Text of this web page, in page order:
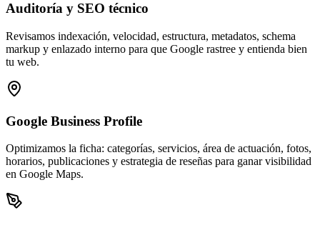
Auditoría y SEO técnico
Revisamos indexación, velocidad, estructura, metadatos, schema
markup y enlazado interno para que Google rastree y entienda bien
tu web.
Google Business Profile
Optimizamos la ficha: categorías, servicios, área de actuación, fotos,
horarios, publicaciones y estrategia de reseñas para ganar visibilidad
en Google Maps.